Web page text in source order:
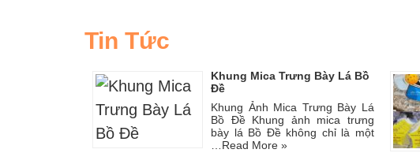
Tin Tức
Khung Mica Trưng Bày Lá Bồ
Đề
Khung Ảnh Mica Trưng Bày Lá
Bồ Đề Khung ảnh mica trưng
bày lá Bồ Đề không chỉ là một
Read More »